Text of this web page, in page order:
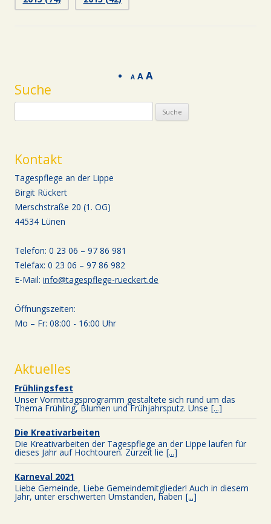
A A A
Suche
Kontakt
Tagespflege an der Lippe
Birgit Rückert
Merschstraße 20 (1. OG)
44534 Lünen
Telefon: 0 23 06 – 97 86 981
Telefax: 0 23 06 – 97 86 982
E-Mail: info@tagespflege-rueckert.de
Öffnungszeiten:
Mo – Fr: 08:00 - 16:00 Uhr
Aktuelles
Frühlingsfest
Unser Vormittagsprogramm gestaltete sich rund um das
Thema Frühling, Blumen und Frühjahrsputz. Unse [...]
Die Kreativarbeiten
Die Kreativarbeiten der Tagespflege an der Lippe laufen für
dieses Jahr auf Hochtouren. Zurzeit lie [...]
Karneval 2021
Liebe Gemeinde, Liebe Gemeindemitglieder! Auch in diesem
Jahr, unter erschwerten Umständen, haben [...]